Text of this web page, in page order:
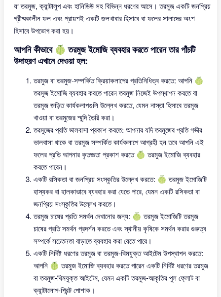
যা তরমুজ, ক্যান্টালুপ এবং হানিডিউ সহ বিভিন্ন ধরণের আসে। তরমুজ একটি জনপ্রিয়
গ্রীষ্মকালীন ফল এবং প্রায়শই একটি জলখাবার হিসাবে বা ফলের সালাদের অংশ
হিসাবে উপভোগ করা হয়।
আপনি কীভাবে 🍈 তরমুজ ইমোজি ব্যবহার করতে পারেন তার পাঁচটি
উদাহরণ এখানে দেওয়া হল:
তরমুজ বা তরমুজ-সম্পর্কিত ক্রিয়াকলাপের প্রতিনিধিত্ব করতে: আপনি 🍈
তরমুজ ইমোজি ব্যবহার করতে পারেন তরমুজ নিজেই উপস্থাপন করতে বা
তরমুজ জড়িত কার্যকলাপগুলি উল্লেখ করতে, যেমন নাস্তা হিসাবে তরমুজ
খাওয়া বা তরমুজের স্মুদি তৈরি করা।
তরমুজের প্রতি ভালবাসা প্রকাশ করতে: আপনার যদি তরমুজের প্রতি গভীর
ভালবাসা থাকে বা তরমুজ সম্পর্কিত কার্যকলাপে আগ্রহী হন তবে আপনি এই
ফলের প্রতি আপনার কৃতজ্ঞতা প্রকাশ করতে 🍈 তরমুজ ইমোজি ব্যবহার
করতে পারেন।
একটি রসিকতা বা জনপ্রিয় সংস্কৃতির উল্লেখ করতে: 🍈 তরমুজ ইমোজিটি
হাস্যকর বা হালকাভাবে ব্যবহার করা যেতে পারে, যেমন একটি রসিকতা বা
জনপ্রিয় সংস্কৃতির উল্লেখ করতে।
তরমুজ চাষের প্রতি সমর্থন দেখানোর জন্য: 🍈 তরমুজ ইমোজিটি তরমুজ
চাষের প্রতি সমর্থন প্রদর্শন করতে এবং স্থানীয় কৃষিকে সমর্থন করার গুরুত্ব
সম্পর্কে সচেতনতা বাড়াতে ব্যবহার করা যেতে পারে।
একটি নির্দিষ্ট ধরণের তরমুজ বা তরমুজ-থিমযুক্ত আইটেম উপস্থাপন করতে:
আপনি 🍈 তরমুজ ইমোজি ব্যবহার করতে পারেন একটি নির্দিষ্ট ধরণের তরমুজ
বা তরমুজ-থিমযুক্ত আইটেম, যেমন একটি তরমুজ-আকৃতির পুল ফ্লোট বা
ক্যান্টালোপ-প্রিন্ট পোশাক।